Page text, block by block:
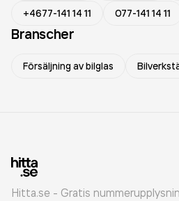
+4677-141 14 11
077-141 14 11
Branscher
Försäljning av bilglas
Hitta.se - Gratis